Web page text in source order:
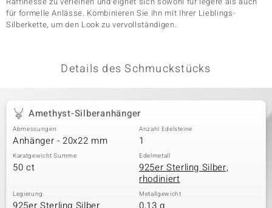
für formelle Anlässe. Kombinieren Sie ihn mit Ihrer Lieblings-
Silberkette, um den Look zu vervollständigen.
Details des Schmuckstücks
Amethyst-Silberanhänger
Abmessungen
Anhänger - 20x22 mm
Anzahl Edelsteine
1
Karatgewicht Summe
50 ct
Edelmetall
925er Sterling Silber,
rhodiniert
Legierung Metallgewicht